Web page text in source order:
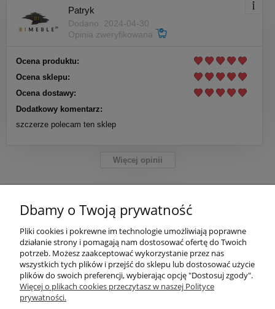
Patryk
Dodano: 2024-04-30
Opinia zweryfikowana
Ocena produktu:
Ocena sklepu:
Ocena dostawy:
Dodatkowy komentarz:
szczerze polecam ten sklep
Więcej opinii
POMOC
MOJE KONTO
Dbamy o Twoją prywatność
Pliki cookies i pokrewne im technologie umożliwiają poprawne
działanie strony i pomagają nam dostosować ofertę do Twoich
potrzeb. Możesz zaakceptować wykorzystanie przez nas
wszystkich tych plików i przejść do sklepu lub dostosować użycie
plików do swoich preferencji, wybierając opcję "Dostosuj zgody".
Więcej o plikach cookies przeczytasz w naszej Polityce
prywatności.